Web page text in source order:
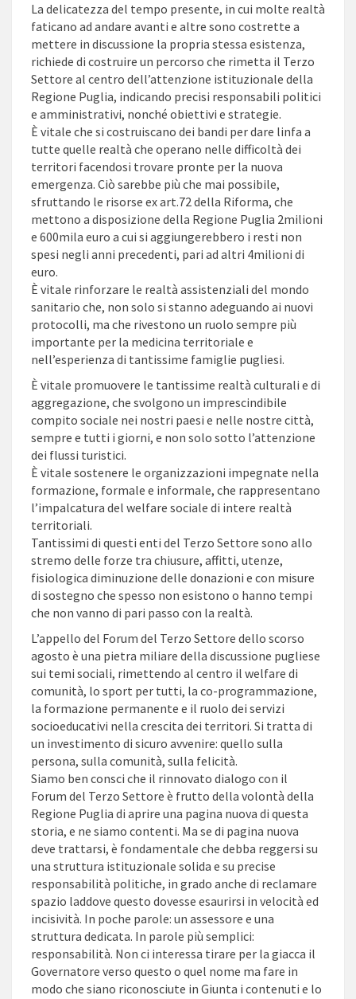
La delicatezza del tempo presente, in cui molte realtà
faticano ad andare avanti e altre sono costrette a
mettere in discussione la propria stessa esistenza,
richiede di costruire un percorso che rimetta il Terzo
Settore al centro dell’attenzione istituzionale della
Regione Puglia, indicando precisi responsabili politici
e amministrativi, nonché obiettivi e strategie.
È vitale che si costruiscano dei bandi per dare linfa a
tutte quelle realtà che operano nelle difficoltà dei
territori facendosi trovare pronte per la nuova
emergenza. Ciò sarebbe più che mai possibile,
sfruttando le risorse ex art.72 della Riforma, che
mettono a disposizione della Regione Puglia 2milioni
e 600mila euro a cui si aggiungerebbero i resti non
spesi negli anni precedenti, pari ad altri 4milioni di
euro.
È vitale rinforzare le realtà assistenziali del mondo
sanitario che, non solo si stanno adeguando ai nuovi
protocolli, ma che rivestono un ruolo sempre più
importante per la medicina territoriale e
nell’esperienza di tantissime famiglie pugliesi.
È vitale promuovere le tantissime realtà culturali e di
aggregazione, che svolgono un imprescindibile
compito sociale nei nostri paesi e nelle nostre città,
sempre e tutti i giorni, e non solo sotto l’attenzione
dei flussi turistici.
È vitale sostenere le organizzazioni impegnate nella
formazione, formale e informale, che rappresentano
l’impalcatura del welfare sociale di intere realtà
territoriali.
Tantissimi di questi enti del Terzo Settore sono allo
stremo delle forze tra chiusure, affitti, utenze,
fisiologica diminuzione delle donazioni e con misure
di sostegno che spesso non esistono o hanno tempi
che non vanno di pari passo con la realtà.
L’appello del Forum del Terzo Settore dello scorso
agosto è una pietra miliare della discussione pugliese
sui temi sociali, rimettendo al centro il welfare di
comunità, lo sport per tutti, la co-programmazione,
la formazione permanente e il ruolo dei servizi
socioeducativi nella crescita dei territori. Si tratta di
un investimento di sicuro avvenire: quello sulla
persona, sulla comunità, sulla felicità.
Siamo ben consci che il rinnovato dialogo con il
Forum del Terzo Settore è frutto della volontà della
Regione Puglia di aprire una pagina nuova di questa
storia, e ne siamo contenti. Ma se di pagina nuova
deve trattarsi, è fondamentale che debba reggersi su
una struttura istituzionale solida e su precise
responsabilità politiche, in grado anche di reclamare
spazio laddove questo dovesse esaurirsi in velocità ed
incisività. In poche parole: un assessore e una
struttura dedicata. In parole più semplici:
responsabilità. Non ci interessa tirare per la giacca il
Governatore verso questo o quel nome ma fare in
modo che siano riconosciute in Giunta i contenuti e lo